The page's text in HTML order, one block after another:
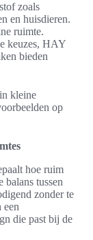
zoals
en huisdieren.
ruimte.
keuzes, HAY
bieden
kleine
op
hoe ruim
tussen
zonder te
een
die past bij de